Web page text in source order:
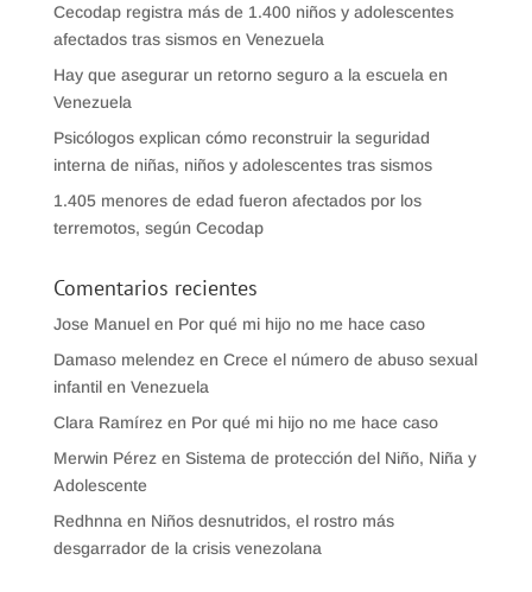
Cecodap registra más de 1.400 niños y adolescentes
afectados tras sismos en Venezuela
Hay que asegurar un retorno seguro a la escuela en
Venezuela
Psicólogos explican cómo reconstruir la seguridad
interna de niñas, niños y adolescentes tras sismos
1.405 menores de edad fueron afectados por los
terremotos, según Cecodap
Comentarios recientes
Jose Manuelen Por qué mi hijo no me hace caso
Damaso melendez en Crece el número de abuso sexual
infantil en Venezuela
Clara Ramírez en Por qué mi hijo no me hace caso
Merwin Pérez en Sistema de protección del Niño, Niña y
Adolescente
Redhnna en Niños desnutridos, el rostro más
desgarrador de la crisis venezolana